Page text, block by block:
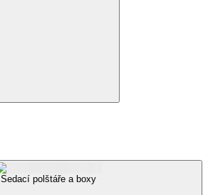
Sedací polštáře a boxy